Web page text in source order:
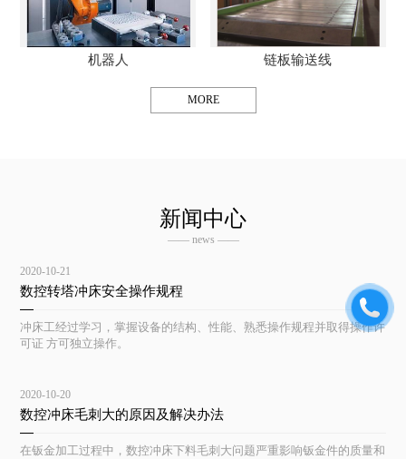
机器人 链板输送线
MORE
新闻中心
—— news ——
2020-10-21
数控转塔冲床安全操作规程
冲床工经过学习，掌握设备的结构、性能、熟悉操作规程并取得操作许
可证 方可独立操作。
2020-10-20
数控冲床毛刺大的原因及解决办法
在钣金加工过程中，数控冲床下料毛刺大问题严重影响钣金件的质量和